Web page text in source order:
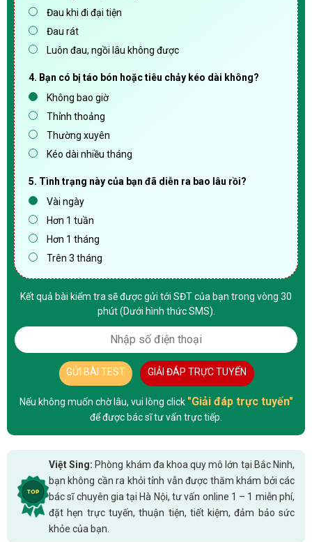
Đau khi đi đại tiện
Đau rát
Luôn đau, ngồi lâu không được
4. Bạn có bị táo bón hoặc tiêu chảy kéo dài không?
Không bao giờ
Thỉnh thoảng
Thường xuyên
Kéo dài nhiều tháng
5. Tình trạng này của bạn đã diễn ra bao lâu rồi?
Vài ngày
Hơn 1 tuần
Hơn 1 tháng
Trên 3 tháng
Kết quả bài kiểm tra sẽ được gửi tới SĐT của bạn trong vòng 30
phút (Dưới hình thức SMS).
GỬI BÀI TEST GIẢI ĐÁP TRỰC TUYẾN
Nếu không muốn chờ lâu, vui lòng click "Giải đáp trực tuyến"
để được bác sĩ tư vấn trực tiếp.
Việt Sing: Phòng khám đa khoa quy mô lớn tại Bắc Ninh,
bạn không cần ra khỏi tỉnh vẫn được thăm khám bởi các
bác sĩ chuyên gia tại Hà Nội, tư vấn online 1 – 1 miễn phí,
đặt hẹn trực tuyến, thuận tiện, tiết kiệm, đảm bảo sức
khỏe của bạn.